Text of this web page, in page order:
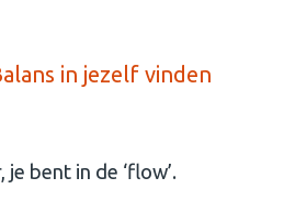
in jezelf vinden
bent in de ‘flow’.